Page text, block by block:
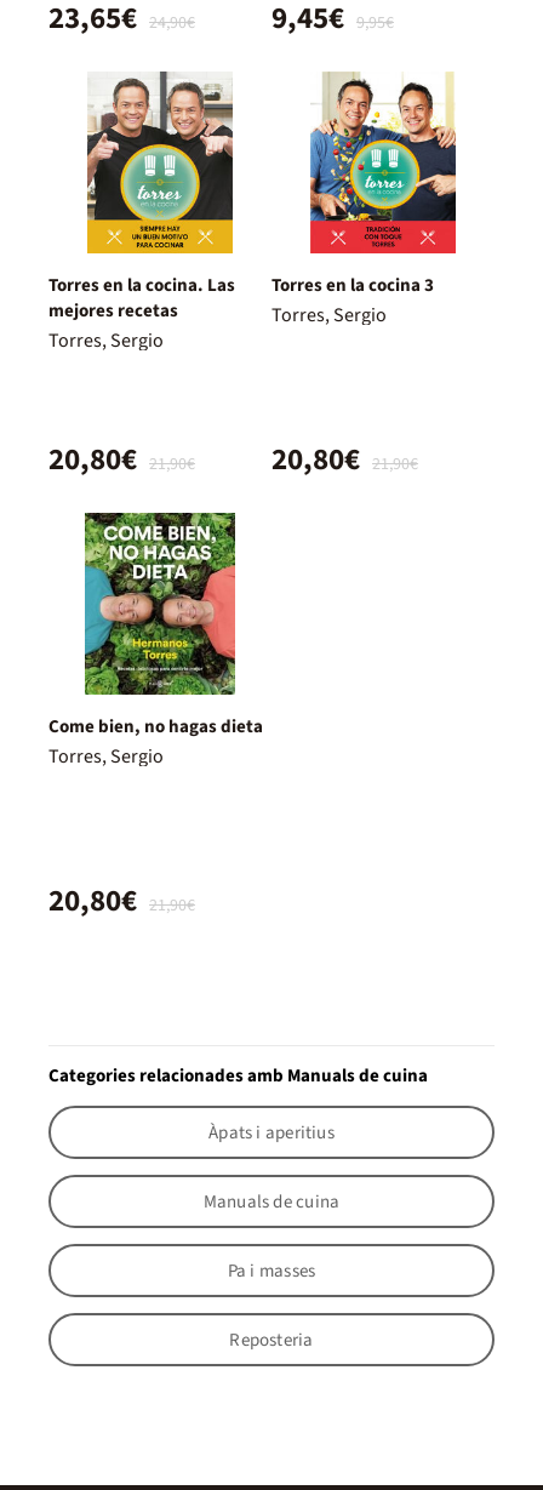
24,90€
23,65€ 9,95€
9,45€
Torres en la cocina. Las
mejores recetas
Torres, Sergio
21,90€
20,80€
Torres en la cocina 3
Torres, Sergio
21,90€
20,80€
Come bien, no hagas dieta
Torres, Sergio
21,90€
20,80€
Categories relacionades amb Manuals de cuina
Àpats i aperitius
Manuals de cuina
Pa i masses
Reposteria